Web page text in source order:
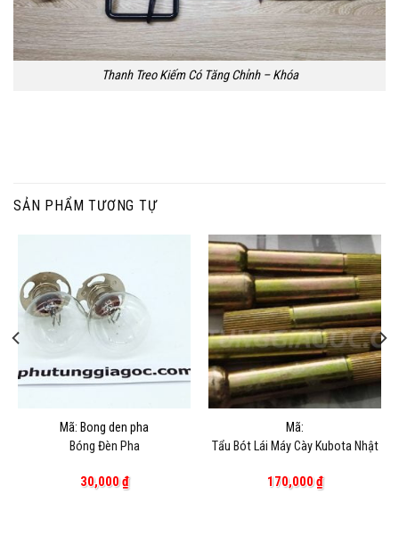
Thanh Treo Kiếm Có Tăng Chỉnh – Khóa
SẢN PHẨM TƯƠNG TỰ
Mã: Bong den pha
Bóng Đèn Pha
30,000₫
Mã:
Tẩu Bót Lái Máy Cày Kubota Nhật
170,000₫